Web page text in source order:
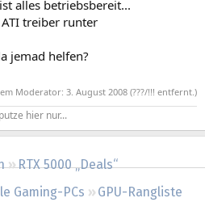
RTX 5000 „Deals“
Gaming-PCs
GPU-Rangliste
alles betriebsbereit...
treiber runter
jemad helfen?
Moderator: 3. August 2008 (???/!!! entfernt.)
hier nur...​